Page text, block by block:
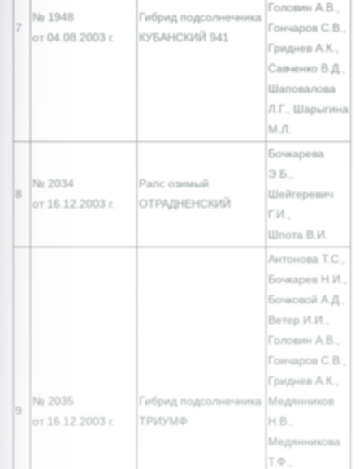
7
№ 1948
от 04.08.2003 г.
Гибрид подсолнечника
КУБАНСКИЙ 941
Головин А.В.,
Гончаров С.В.,
Гриднев А.К.,
Савченко В.Д.,
Шаповалова
Л.Г., Шарыгина
М.Л.
8
№ 2034
от 16.12.2003 г.
Рапс озимый
ОТРАДНЕНСКИЙ
Бочкарева
Э.Б.,
Шейгеревич
Г.И.,
Шпота В.И.
9
№ 2035
от 16.12.2003 г.
Гибрид подсолнечника
ТРИУМФ
Антонова Т.С.,
Бочкарев Н.И.,
Бочковой А.Д.,
Ветер И.И.,
Головин А.В.,
Гончаров С.В.,
Гриднев А.К.,
Медянников
Н.В.,
Медянникова
Т.Ф.,